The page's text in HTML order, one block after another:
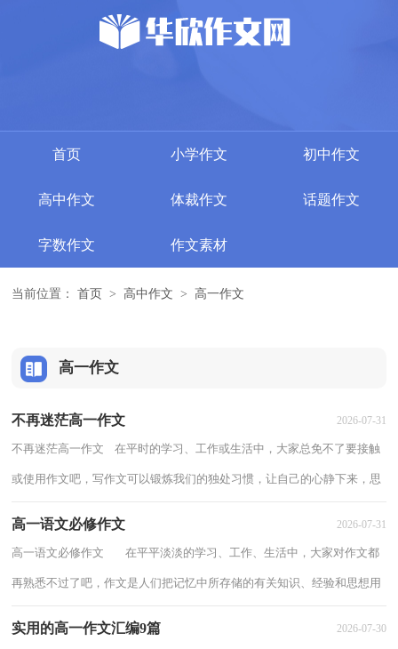
首页 小学作文 初中作文
高中作文 体裁作文 话题作文
字数作文 作文素材
当前位置： 首页 > 高中作文 > 高一作文
高一作文
不再迷茫高一作文 2026-07-31
不再迷茫高一作文 在平时的学习、工作或生活中，大家总免不了要接触
或使用作文吧，写作文可以锻炼我们的独处习惯，让自己的心静下来，思
高一语文必修作文 2026-07-31
高一语文必修作文 在平平淡淡的学习、工作、生活中，大家对作文都
再熟悉不过了吧，作文是人们把记忆中所存储的有关知识、经验和思想用
实用的高一作文汇编9篇 2026-07-30